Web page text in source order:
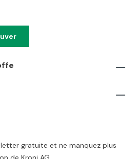
gratuite et ne manquez plus